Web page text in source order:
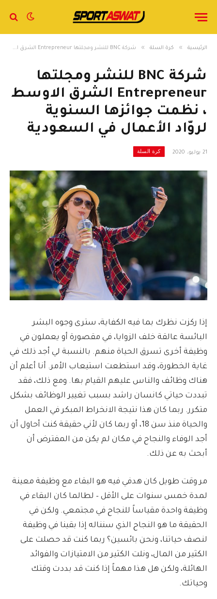
الرئيسية » كرة السلة » شركة BNC للنشر ومجلتها Entrepreneur الشرق الاوسط ، نظمت جوائزها السنوية لروّاد الأعمال في السعودية
شركة BNC للنشر ومجلتها
Entrepreneur الشرق الاوسط
، نظمت جوائزها السنوية
لروّاد الأعمال في السعودية
21 يوليو، 2020 كرة السلة
إذا ركزت نظرك بما فيه الكفاية، سترى وجوه البشر
البائسة عالقة خلف الزوايا، في مقصورة أو يعملون في
وظيفة أخرى تسرق الحياة منهم. بالنسبة لي أجد ذلك في
غاية الخطورة، وقد استطعت استيعاب الأمر. أنا أعلم أن
هناك وظائف والناس عليهم القيام بها. ومع ذلك، فقد
تبددت حياتي كانسان راشد بسبب تغيير الوظائف بشكل
متكرر. ربما كان هذا نتيجة الانخراط المبكر في العمل
والحياة منذ سن 18، أو ربما كان لأني حقيقة كنت أحاول أن
أجد الوفاء والنجاح في مكان لم يكن من المفترض أن
أبحث به عن ذلك.
مر وقت طويل كان هدفي فيه هو البقاء مع وظيفة معينة
لمدة خمس سنوات على الأقل – لطالما كان البقاء في
وظيفة واحدة مقياساً للنجاح في مجتمعي. ولكن في
الحقيقة ما هو النجاح الذي سنناله إذا بقينا في وظيفة
لنصف حياتنا، ونحن بائسين؟ ربما كنت قد حصلت على
الكثير من المال، ونلت الكثير من الامتيازات والفوائد
الهائلة، ولكن هل هذا مهماً إذا كنت قد بددت وقتك
وحياتك.